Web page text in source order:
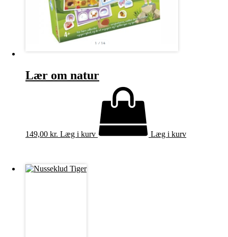
Lær om natur
149,00 kr. Læg i kurv Læg i kurv